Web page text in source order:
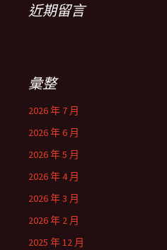
近期留言
彙整
2026 年 7 月
2026 年 6 月
2026 年 5 月
2026 年 4 月
2026 年 3 月
2026 年 2 月
2025 年 12 月